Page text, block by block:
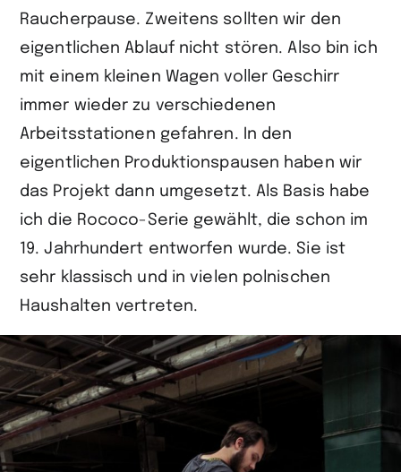
Raucherpause. Zweitens sollten wir den
eigentlichen Ablauf nicht stören. Also bin ich
mit einem kleinen Wagen voller Geschirr
immer wieder zu verschiedenen
Arbeitsstationen gefahren. In den
eigentlichen Produktionspausen haben wir
das Projekt dann umgesetzt. Als Basis habe
ich die Rococo-Serie gewählt, die schon im
19. Jahrhundert entworfen wurde. Sie ist
sehr klassisch und in vielen polnischen
Haushalten vertreten.